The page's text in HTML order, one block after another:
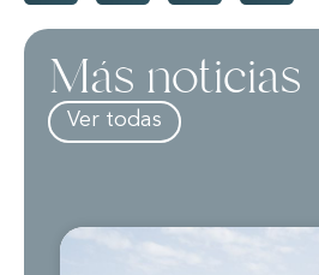
Más noticias
Ver todas